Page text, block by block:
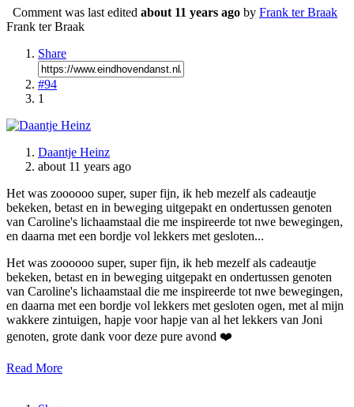
Comment was last edited about 11 years ago by Frank ter Braak
Frank ter Braak
Share
#94
1
Daantje Heinz
about 11 years ago
Het was zoooooo super, super fijn, ik heb mezelf als cadeautje
bekeken, betast en in beweging uitgepakt en ondertussen genoten
van Caroline's lichaamstaal die me inspireerde tot nwe bewegingen,
en daarna met een bordje vol lekkers met gesloten...
Het was zoooooo super, super fijn, ik heb mezelf als cadeautje
bekeken, betast en in beweging uitgepakt en ondertussen genoten
van Caroline's lichaamstaal die me inspireerde tot nwe bewegingen,
en daarna met een bordje vol lekkers met gesloten ogen, met al mijn
wakkere zintuigen, hapje voor hapje van al het lekkers van Joni
genoten, grote dank voor deze pure avond ❤️
Read More